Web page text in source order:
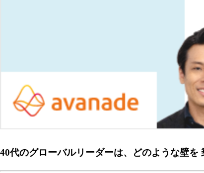
40代のグローバルリーダーは、どのような壁